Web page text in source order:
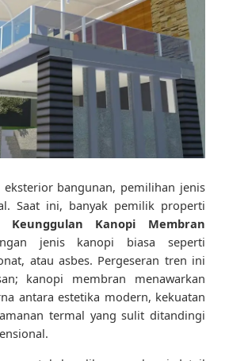
eksterior bangunan, pemilihan jenis
Saat ini, banyak pemilik properti
Keunggulan Kanopi Membran
jenis kanopi biasa seperti
atau asbes. Pergeseran tren ini
kanopi membran menawarkan
antara estetika modern, kekuatan
termal yang sulit ditandingi